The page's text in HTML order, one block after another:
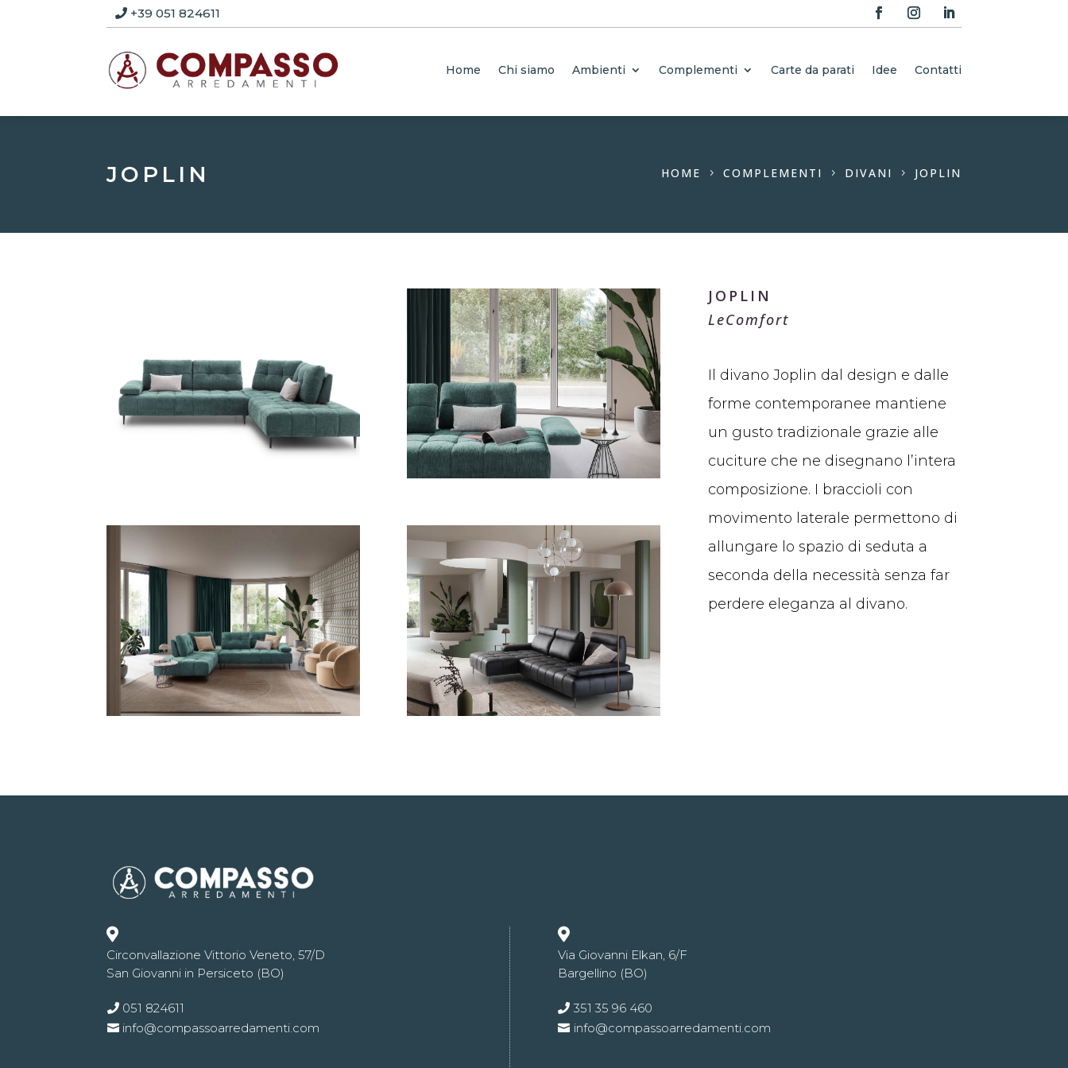
+39 051 824611
Home Chi siamo Ambienti Complementi Carte da parati Idee Contatti
JOPLIN HOME 5 COMPLEMENTI 5 DIVANI 5 JOPLIN
JOPLIN
LeComfort
Il divano Joplin dal design e dalle
forme contemporanee mantiene
un gusto tradizionale grazie alle
cuciture che ne disegnano l’intera
composizione. I braccioli con
movimento laterale permettono di
allungare lo spazio di seduta a
seconda della necessità senza far
perdere eleganza al divano.

Circonvallazione Vittorio Veneto, 57/D
San Giovanni in Persiceto (BO)
051 824611
info@compassoarredamenti.com

Via Giovanni Elkan, 6/F
Bargellino (BO)
351 35 96 460
info@compassoarredamenti.com